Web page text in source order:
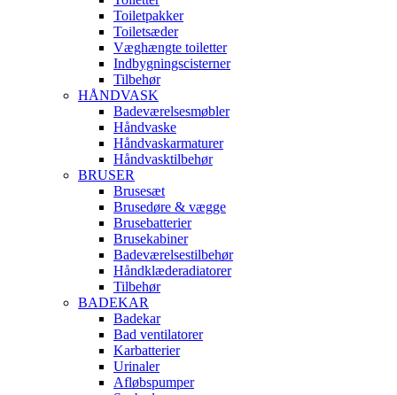
Toiletpakker
Toiletsæder
Væghængte toiletter
Indbygningscisterner
Tilbehør
HÅNDVASK
Badeværelsesmøbler
Håndvaske
Håndvaskarmaturer
Håndvasktilbehør
BRUSER
Brusesæt
Brusedøre & vægge
Brusebatterier
Brusekabiner
Badeværelsestilbehør
Håndklæderadiatorer
Tilbehør
BADEKAR
Badekar
Bad ventilatorer
Karbatterier
Urinaler
Afløbspumper